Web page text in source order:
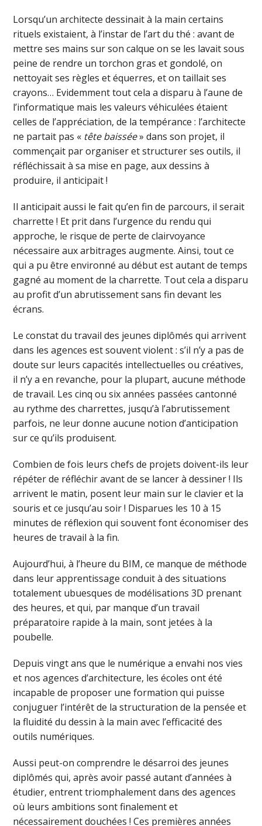
Lorsqu’un architecte dessinait à la main certains
rituels existaient, à l’instar de l’art du thé : avant de
mettre ses mains sur son calque on se les lavait sous
peine de rendre un torchon gras et gondolé, on
nettoyait ses règles et équerres, et on taillait ses
crayons… Evidemment tout cela a disparu à l’aune de
l’informatique mais les valeurs véhiculées étaient
celles de l’appréciation, de la tempérance : l’architecte
ne partait pas « tête baissée» dans son projet, il
commençait par organiser et structurer ses outils, il
réfléchissait à sa mise en page, aux dessins à
produire, il anticipait !
Il anticipait aussi le fait qu’en fin de parcours, il serait
charrette ! Et prit dans l’urgence du rendu qui
approche, le risque de perte de clairvoyance
nécessaire aux arbitrages augmente. Ainsi, tout ce
qui a pu être environné au début est autant de temps
gagné au moment de la charrette. Tout cela a disparu
au profit d’un abrutissement sans fin devant les
écrans.
Le constat du travail des jeunes diplômés qui arrivent
dans les agences est souvent violent : s’il n’y a pas de
doute sur leurs capacités intellectuelles ou créatives,
il n’y a en revanche, pour la plupart, aucune méthode
de travail. Les cinq ou six années passées cantonné
au rythme des charrettes, jusqu’à l’abrutissement
parfois, ne leur donne aucune notion d’anticipation
sur ce qu’ils produisent.
Combien de fois leurs chefs de projets doivent-ils leur
répéter de réfléchir avant de se lancer à dessiner ! Ils
arrivent le matin, posent leur main sur le clavier et la
souris et ce jusqu’au soir ! Disparues les 10 à 15
minutes de réflexion qui souvent font économiser des
heures de travail à la fin.
Aujourd’hui, à l’heure du BIM, ce manque de méthode
dans leur apprentissage conduit à des situations
totalement ubuesques de modélisations 3D prenant
des heures, et qui, par manque d’un travail
préparatoire rapide à la main, sont jetées à la
poubelle.
Depuis vingt ans que le numérique a envahi nos vies
et nos agences d’architecture, les écoles ont été
incapable de proposer une formation qui puisse
conjuguer l’intérêt de la structuration de la pensée et
la fluidité du dessin à la main avec l’efficacité des
outils numériques.
Aussi peut-on comprendre le désarroi des jeunes
diplômés qui, après avoir passé autant d’années à
étudier, entrent triomphalement dans des agences
où leurs ambitions sont finalement et
nécessairement douchées ! Ces premières années